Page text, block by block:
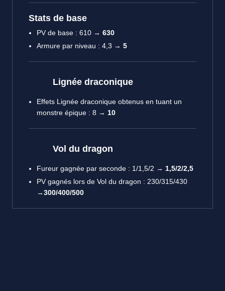
Stats de base
PV de base : 610 → 630
Armure par niveau : 4,3 → 5
Lignée draconique
Effets Lignée draconique obtenus en tuant un
monstre épique : 8 → 10
Vol du dragon
Fureur gagnée par seconde : 1/1,5/2 → 1,5/2/2,5
PV gagnés lors de Vol du dragon : 230/315/430
→300/400/500